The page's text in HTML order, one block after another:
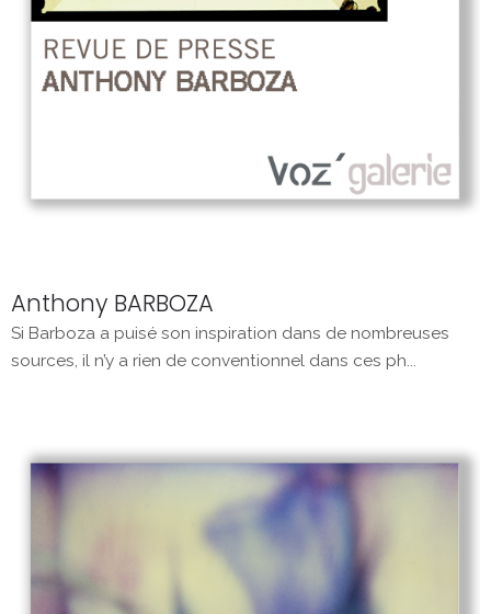
Anthony BARBOZA
Si Barboza a puisé son inspiration dans de nombreuses
sources, il n’y a rien de conventionnel dans ces ph...